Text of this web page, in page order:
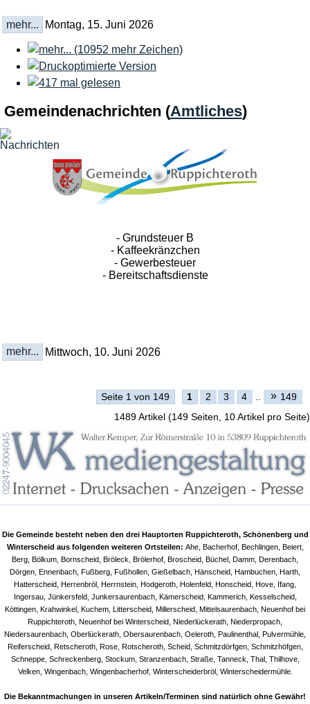
mehr... Montag, 15. Juni 2026
Gemeindenachrichten (Amtliches)
- Grundsteuer B
- Kaffeekränzchen
- Gewerbesteuer
- Bereitschaftsdienste
mehr... Mittwoch, 10. Juni 2026
Seite 1 von 149 1 2 3 4 » 149
1489 Artikel (149 Seiten, 10 Artikel pro Seite)
Die Gemeinde besteht neben den drei Hauptorten Ruppichteroth, Schönenberg und
Winterscheid aus folgenden weiteren Ortsteilen: Ahe, Bacherhof, Bechlingen, Beiert,
Berg, Bölkum, Bornscheid, Bröleck, Brölerhof, Broscheid, Büchel, Damm, Derenbach,
Dörgen, Ennenbach, Fußberg, Fußhollen, Gießelbach, Hänscheid, Hambuchen, Harth,
Hatterscheid, Herrenbröl, Herrnstein, Hodgeroth, Holenfeld, Honscheid, Hove, Ifang,
Ingersau, Jünkersfeld, Junkersaurenbach, Kämerscheid, Kammerich, Kesselscheid,
Köttingen, Krahwinkel, Kuchem, Litterscheid, Millerscheid, Mittelsaurenbach, Neuenhof bei
Ruppichteroth, Neuenhof bei Winterscheid, Niederlückerath, Niederpropach,
Niedersaurenbach, Oberlückerath, Obersaurenbach, Oeleroth, Paulinenthal, Pulvermühle,
Reiferscheid, Retscheroth, Rose, Rotscheroth, Scheid, Schmitzdörfgen, Schmitzhöfgen,
Schneppe, Schreckenberg, Stockum, Stranzenbach, Straße, Tanneck, Thal, Thilhove,
Velken, Wingenbach, Wingenbacherhof, Winterscheiderbröl, Winterscheidermühle.
Die Bekanntmachungen in unseren Artikeln/Terminen sind natürlich ohne Gewähr!